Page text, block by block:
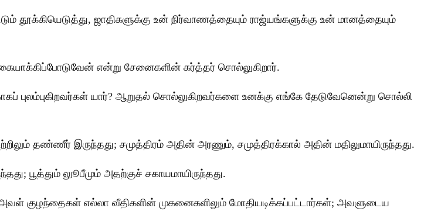
தூக்கியெடுத்து, ஜாதிகளுக்கு உன் நிர்வாணத்தையும் ராஜ்யங்களுக்கு உன் மானத்தையும்
என்று சேனைகளின் கர்த்தர் சொல்லுகிறார்.
புலம்புகிறவர்கள் யார்? ஆறுதல் சொல்லுகிறவர்களை உனக்கு எங்கே தேடுவேனென்று சொல்லி
தண்ணீர் இருந்தது; சமுத்திரம் அதின் அரணும், சமுத்திரக்கால் அதின் மதிலுமாயிருந்தது.
பூத்தும் லுூபீமும் அதற்குச் சகாயமாயிருந்தது.
அவள் குழந்தைகள் எல்லா வீதிகளின் முகனைகளிலும் மோதியடிக்கப்பட்டார்கள்; அவளுடைய